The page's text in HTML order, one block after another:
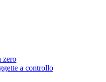
zero
a controllo